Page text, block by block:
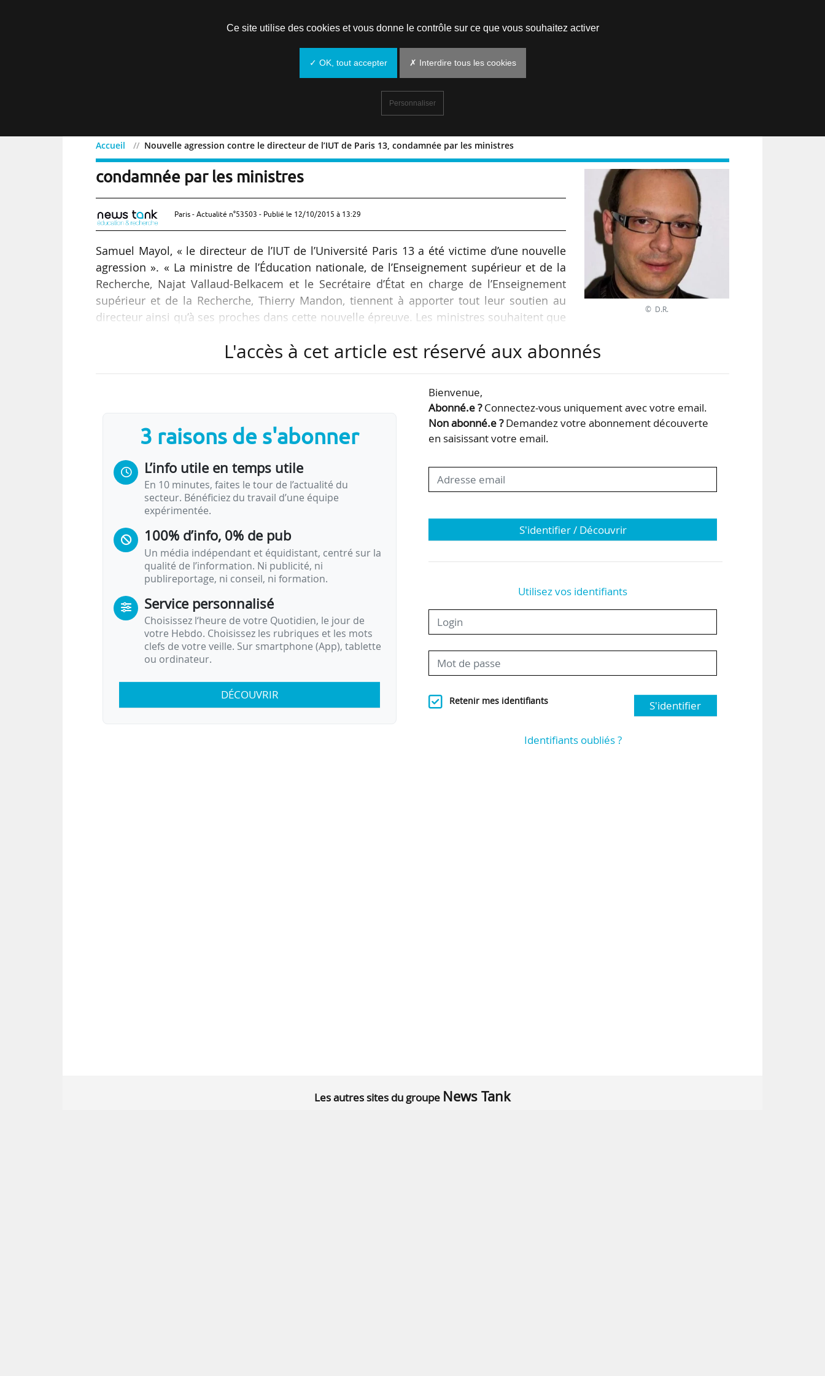
Accueil Nouvelle agression contre le directeur de l’IUT de Paris 13, condamnée par les ministres
Nouvelle agression contre le directeur de l’IUT de Paris 13,
condamnée par les ministres
Paris - Actualité n°53503 - Publié le 12/10/2015 à 13:29
Samuel Mayol, « le directeur de l’IUT de l’Université Paris 13 a été victime d’une nouvelle
agression ». « La ministre de l’Éducation nationale, de l’Enseignement supérieur et de la
Recherche, Najat Vallaud-Belkacem et le Secrétaire d’État en charge de l’Enseignement
supérieur et de la Recherche, Thierry Mandon, tiennent à apporter tout leur soutien au
directeur ainsi qu’à ses proches dans cette nouvelle épreuve. Les ministres souhaitent que
cessent ces agissements répétés » déclarent-ils dans un communiqué publié le
Pour mémoire, Samuel Mayol a déjà été victime de menaces de mort entre janvier et
mai 2014. Il également subi une agression physique le 21/05/2014.
…
© D.R.
L'accès à cet article est réservé aux abonnés
3 raisons de s'abonner
L’info utile en temps utile
En 10 minutes, faites le tour de l’actualité du
secteur. Bénéficiez du travail d’une équipe
expérimentée.
100% d’info, 0% de pub
Un média indépendant et équidistant, centré sur la
qualité de l’information. Ni publicité, ni
publireportage, ni conseil, ni formation.
Service personnalisé
Choisissez l‘heure de votre Quotidien, le jour de
votre Hebdo. Choisissez les rubriques et les mots
clefs de votre veille. Sur smartphone (App), tablette
ou ordinateur.
DÉCOUVRIR
Bienvenue,
Abonné.e ?Connectez-vous uniquement avec votre email.
Non abonné.e ?Demandez votre abonnement découverte
en saisissant votre email.
S'identifier / Découvrir
Utilisez vos identifiants
Retenir mes identifiants S'identifier
Identifiants oubliés ?
Les autres sites du groupe News Tank
Ce site utilise des cookies et vous donne le contrôle sur ce que vous souhaitez activer
✓ OK, tout accepter ✗ Interdire tous les cookies
Personnaliser